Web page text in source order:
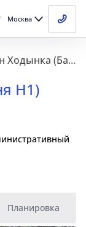
Москва
Стоун Ходынка (Башня H1)
H1)
Планировка